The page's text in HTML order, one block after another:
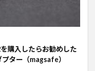
購入したらお勧めした
ター（magsafe）